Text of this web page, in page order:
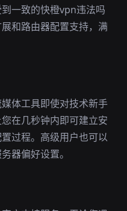
一致的快橙vpn违法吗
和路由器配置支持，满
体工具即使对技术新手
在几秒钟内即可建立安
过程。高级用户也可以
器偏好设置。